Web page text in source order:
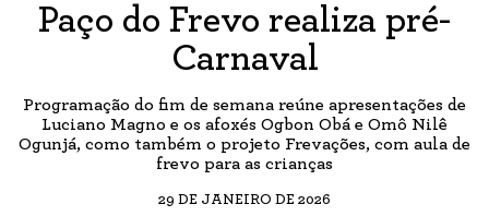
Paço do Frevo realiza pré-
Carnaval
Programação do fim de semana reúne apresentações de
Luciano Magno e os afoxés Ogbon Obá e Omô Nilê
Ogunjá, como também o projeto Frevações, com aula de
frevo para as crianças
29 DE JANEIRO DE 2026